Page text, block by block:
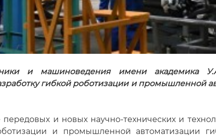
и машиноведения имени академика
гибкой роботизации и промышленной
и новых научно-технических и
и промышленной автоматизации